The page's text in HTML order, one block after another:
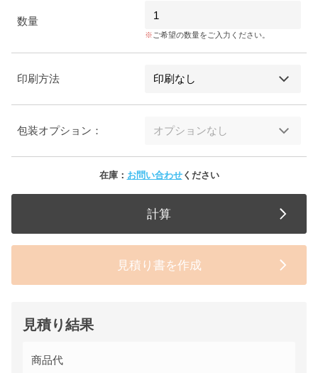
数量
ご希望の数量をご入力ください。
印刷方法
包装オプション：
在庫： お問い合わせください
計算
見積り書を作成
見積り結果
商品代